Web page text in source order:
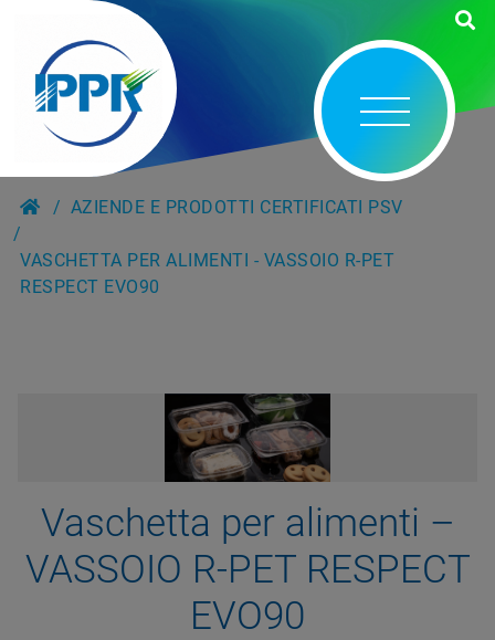
AZIENDE E PRODOTTI CERTIFICATI PSV
VASCHETTA PER ALIMENTI - VASSOIO R-PET
RESPECT EVO90
Vaschetta per alimenti –
VASSOIO R-PET RESPECT
EVO90